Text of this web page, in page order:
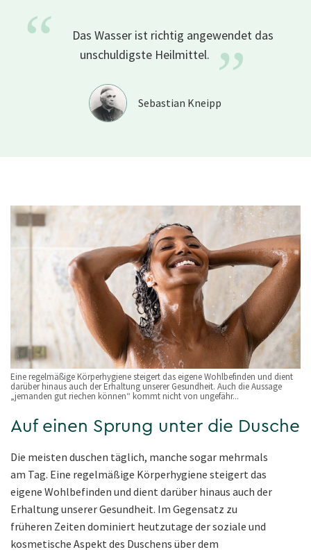
“
Das Wasser ist richtig angewendet das
unschuldigste Heilmittel. ”
Sebastian Kneipp
Eine regelmäßige Körperhygiene steigert das eigene Wohlbefinden und dient
darüber hinaus auch der Erhaltung unserer Gesundheit. Auch die Aussage
„jemanden gut riechen können“ kommt nicht von ungefähr...
Auf einen Sprung unter die Dusche
Die meisten duschen täglich, manche sogar mehrmals
am Tag. Eine regelmäßige Körperhygiene steigert das
eigene Wohlbefinden und dient darüber hinaus auch der
Erhaltung unserer Gesundheit. Im Gegensatz zu
früheren Zeiten dominiert heutzutage der soziale und
kosmetische Aspekt des Duschens über dem